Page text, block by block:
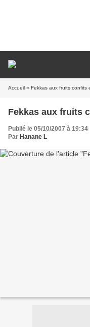
Accueil » Fekkas aux fruits confits
Fekkas aux fruits
Publié le 05/10/2007 à 19:34
Par Hanane L